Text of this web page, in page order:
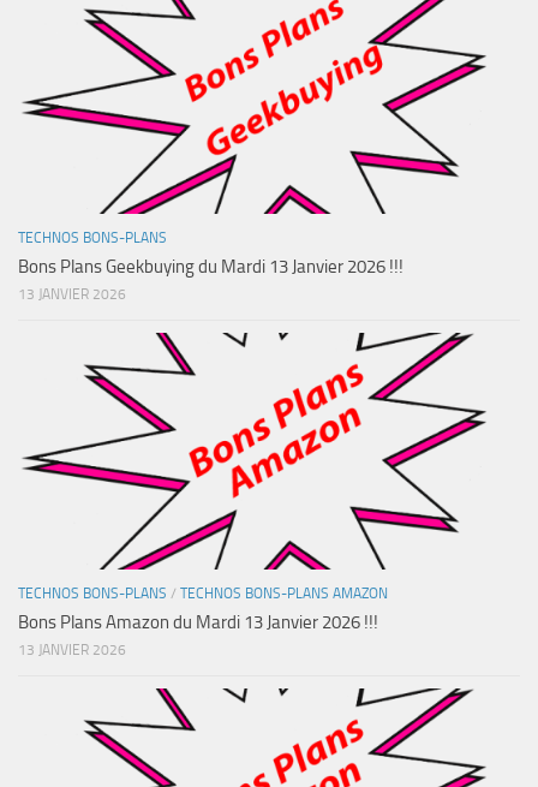
TECHNOS BONS-PLANS
Bons Plans Geekbuying du Mardi 13 Janvier 2026 !!!
13 JANVIER 2026
TECHNOS BONS-PLANS / TECHNOS BONS-PLANS AMAZON
Bons Plans Amazon du Mardi 13 Janvier 2026 !!!
13 JANVIER 2026